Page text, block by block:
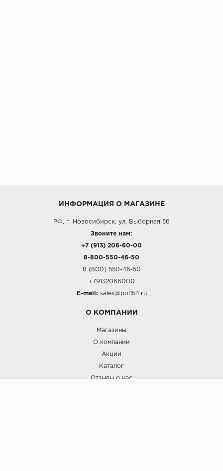
ИНФОРМАЦИЯ О МАГАЗИНЕ
РФ, г. Новосибирск, ул. Выборная 56
Звоните нам:
+7 (913) 206-60-00
8-800-550-46-50
8 (800) 550-46-50
+79132066000
E-mail: sales@pol154.ru
О КОМПАНИИ
Магазины
О компании
Акции
Каталог
Отзывы о нас